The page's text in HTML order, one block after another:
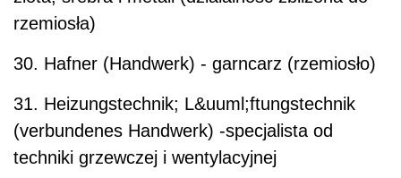
rzemiosła)
30. Hafner (Handwerk) - garncarz (rzemiosło)
31. Heizungstechnik; L&uuml;ftungstechnik
(verbundenes Handwerk) -specjalista od
techniki grzewczej i wentylacyjnej